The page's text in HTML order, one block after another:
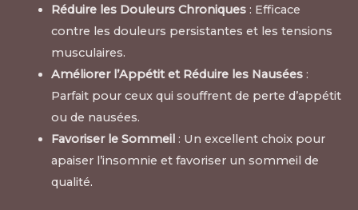
Réduire les Douleurs Chroniques: Efficace
contre les douleurs persistantes et les tensions
musculaires.
Améliorer l’Appétit et Réduire les Nausées:
Parfait pour ceux qui souffrent de perte d’appétit
ou de nausées.
Favoriser le Sommeil: Un excellent choix pour
apaiser l’insomnie et favoriser un sommeil de
qualité.